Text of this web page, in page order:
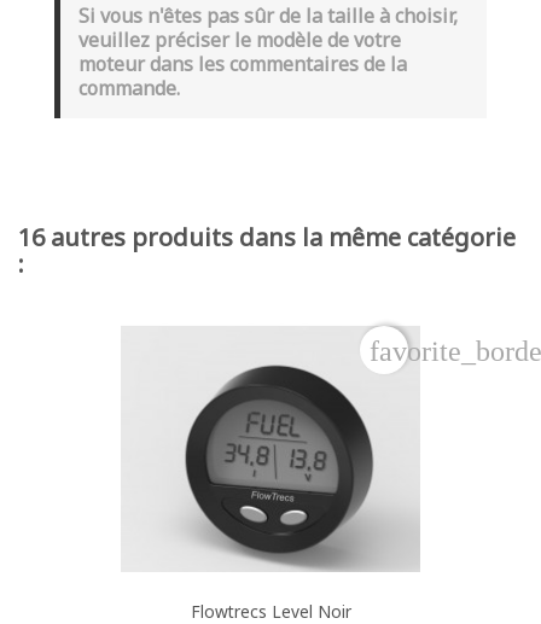
Si vous n'êtes pas sûr de la taille à choisir,
veuillez préciser le modèle de votre
moteur dans les commentaires de la
commande.
16 autres produits dans la même catégorie
:
Flowtrecs Level Noir